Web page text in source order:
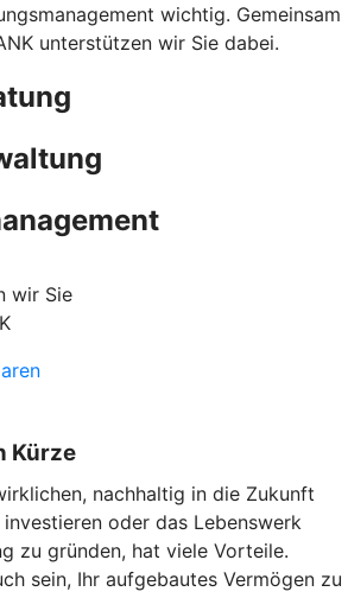
wichtig. Gemeinsam
unterstützen wir Sie dabei.
wir Sie
Kürze
nachhaltig in die Zukunft
oder das Lebenswerk
zu gründen, hat viele Vorteile.
sein, Ihr aufgebautes Vermögen zu